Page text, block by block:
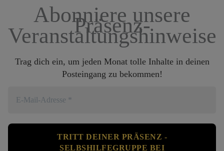
Abonniere unsere
Präsenz-
Veranstaltungshinweise
Trag dich ein, um jeden Monat tolle Inhalte in deinen
Posteingang zu bekommen!